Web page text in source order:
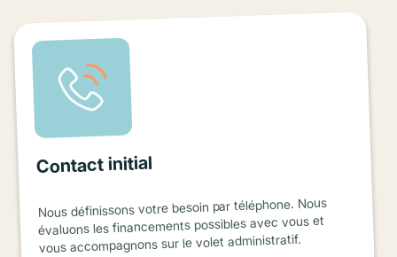
Contact initial
Nous définissons votre besoin par téléphone. Nous
évaluons les financements possibles avec vous et
vous accompagnons sur le volet administratif.